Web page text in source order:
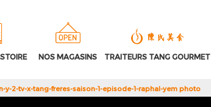
NOS MAGASINS TRAITEURS TANG GOURMET
y-2-tv-x-tang-freres-saison-1-episode-1-raphal-yem photo